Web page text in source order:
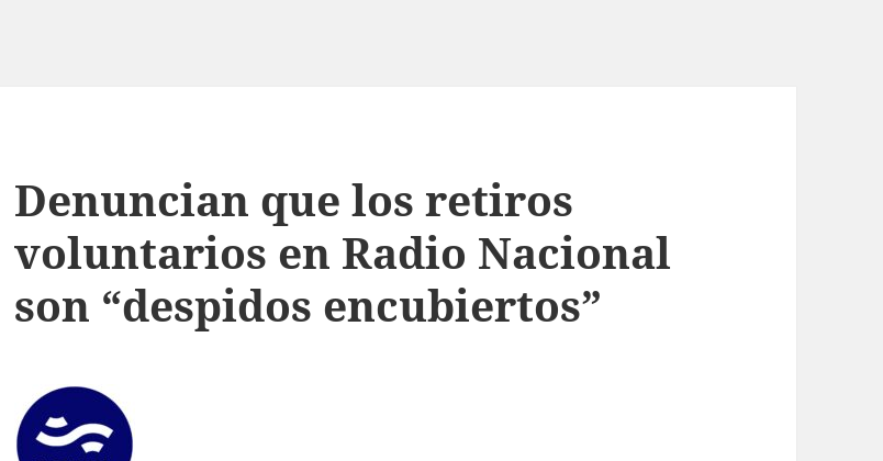
Denuncian que los retiros
voluntarios en Radio Nacional
son “despidos encubiertos”